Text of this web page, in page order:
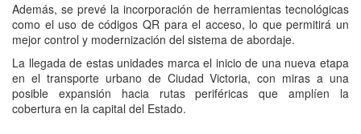
Además, se prevé la incorporación de herramientas tecnológicas
como el uso de códigos QR para el acceso, lo que permitirá un
mejor control y modernización del sistema de abordaje.
La llegada de estas unidades marca el inicio de una nueva etapa
en el transporte urbano de Ciudad Victoria, con miras a una
posible expansión hacia rutas periféricas que amplíen la
cobertura en la capital del Estado.